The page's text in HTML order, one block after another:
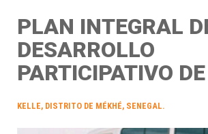
PLAN INTEGRAL
DESARROLLO
PARTICIPATIVO
KELLE, DISTRITO DE MÉKHÉ, SENEGAL.